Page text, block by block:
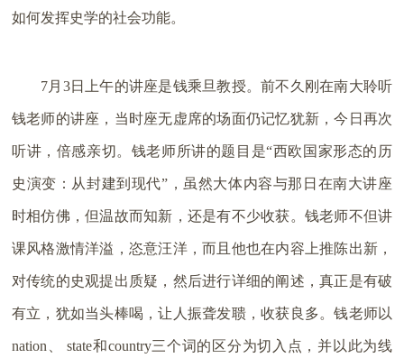
如何发挥史学的社会功能。
7月3日上午的讲座是钱乘旦教授。前不久刚在南大聆听
钱老师的讲座，当时座无虚席的场面仍记忆犹新，今日再次
听讲，倍感亲切。钱老师所讲的题目是“西欧国家形态的历
史演变：从封建到现代”，虽然大体内容与那日在南大讲座
时相仿佛，但温故而知新，还是有不少收获。钱老师不但讲
课风格激情洋溢，恣意汪洋，而且他也在内容上推陈出新，
对传统的史观提出质疑，然后进行详细的阐述，真正是有破
有立，犹如当头棒喝，让人振聋发聩，收获良多。钱老师以
nation、 state和country三个词的区分为切入点，并以此为线